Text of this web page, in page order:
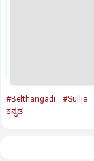
#Belthangadi #Sullia
ಕನ್ನಡ